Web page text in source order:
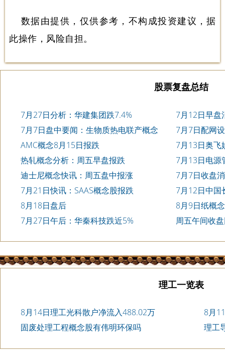
数据由提供，仅供参考，不构成投资建议，据
此操作，风险自担。
股票复盘总结
7月27日分析：华建集团跌7.4%
7月12日早盘
7月7日盘中要闻：生物质热电联产概念
报涨
7月7日配网
AMC概念8月15日报跌
7月13日奥飞
热轧概念分析：周五早盘报跌
7月13日电源
6.3%
迪士尼概念快讯：周五盘中报涨
7月7日收盘
7月21日快讯：SAAS概念股报跌
7月12日中国
8月18日盘后
8月9日纸概
7月27日午后：华秦科技跌近5%
周五午间收
理工一览表
8月14日理工光科散户净流入488.02万
8月
固废处理工程概念股有伟明环保吗
理工